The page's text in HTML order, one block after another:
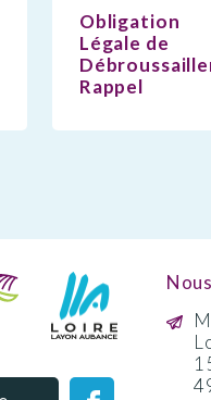
Obligation
Légale de
Rappel